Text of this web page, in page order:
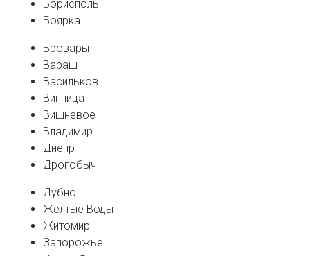
Борисполь
Боярка
Бровары
Вараш
Васильков
Винница
Вишневое
Владимир
Днепр
Дрогобыч
Дубно
Желтые Воды
Житомир
Запорожье